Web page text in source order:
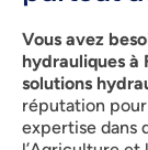
Vous avez
hydrauliques à
solutions
réputation
expertise dans